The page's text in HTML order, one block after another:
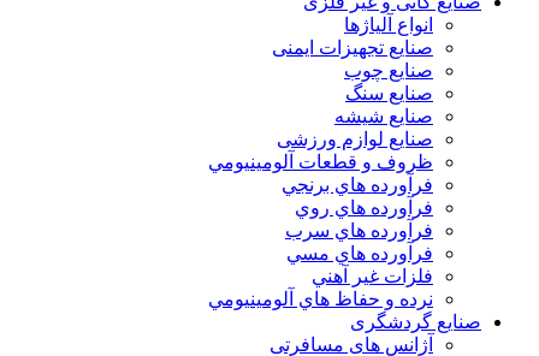
انواع آلياژها
صنایع تجهیزات ایمنی
صنایع چوب
صنایع سنگ
صنایع شیشه
صنایع لوازم ورزشی
ظروف و قطعات آلومينيومي
فرآورده هاي برنجي
فرآورده هاي روي
فرآورده هاي سرب
فرآورده هاي مسي
فلزات غير آهني
نرده و حفاظ هاي آلومينيومي
صنایع گردشگری
آژانس های مسافرتی